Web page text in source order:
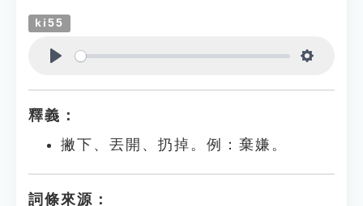
ki55
釋義：
撇下、丟開、扔掉。例：棄嫌。
詞條來源：